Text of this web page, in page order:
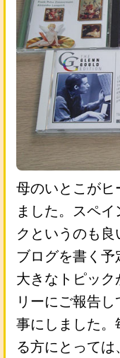
母のいとこがヒ
ました。スペ
クというのも
ブログを書く
大きなトピック
リーにご報告し
事にしました。
る方にとって